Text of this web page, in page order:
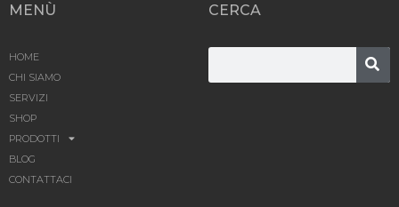
MENÙ
HOME
CHI SIAMO
SERVIZI
SHOP
PRODOTTI
BLOG
CONTATTACI
CERCA